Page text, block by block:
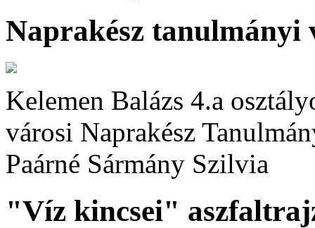
Naprakész tanulmányi
Kelemen Balázs 4.a
városi Naprakész
Paárné Sármány Szilvia
"Víz kincsei"